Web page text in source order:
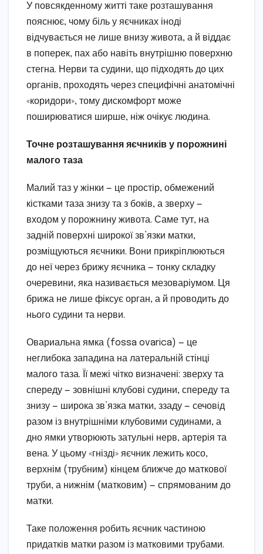
У повсякденному житті таке розташування
пояснює, чому біль у яєчниках іноді
відчувається не лише внизу живота, а й віддає
в поперек, пах або навіть внутрішню поверхню
стегна. Нерви та судини, що підходять до цих
органів, проходять через специфічні анатомічні
«коридори», тому дискомфорт може
поширюватися ширше, ніж очікує людина.
Точне розташування яєчників у порожнині
малого таза
Малий таз у жінки — це простір, обмежений
кістками таза знизу та з боків, а зверху —
входом у порожнину живота. Саме тут, на
задній поверхні широкої зв’язки матки,
розміщуються яєчники. Вони прикріплюються
до неї через брижу яєчника — тонку складку
очеревини, яка називається мезоваріумом. Ця
брижа не лише фіксує орган, а й проводить до
нього судини та нерви.
Овариальна ямка (fossa ovarica) — це
неглибока западина на латеральній стінці
малого таза. Її межі чітко визначені: зверху та
спереду — зовнішні клубові судини, спереду та
знизу — широка зв’язка матки, ззаду — сечовід
разом із внутрішніми клубовими судинами, а
дно ямки утворюють затульні нерв, артерія та
вена. У цьому «гнізді» яєчник лежить косо,
верхнім (трубним) кінцем ближче до маткової
труби, а нижнім (матковим) — спрямованим до
матки.
Таке положення робить яєчник частиною
придатків матки разом із матковими трубами.